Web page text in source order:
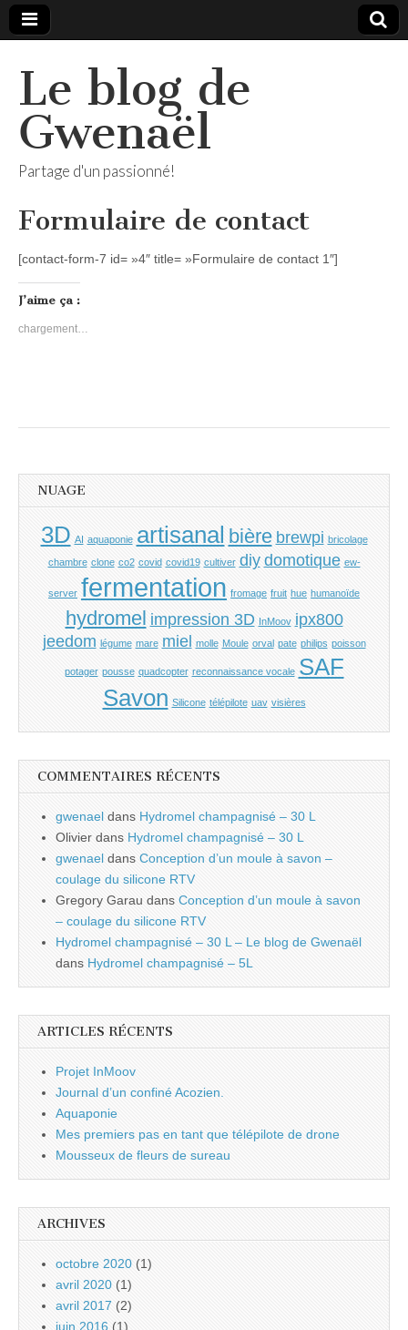
Le blog de
Gwenaël
Partage d'un passionné!
Formulaire de contact
[contact-form-7 id= »4″ title= »Formulaire de contact 1″]
J’aime ça :
chargement…
NUAGE
3D AI aquaponie artisanal bière brewpi bricolage
chambre clone co2 covid covid19 cultiver diy domotique ew-
server fermentation fromage fruit hue humanoïde
hydromel impression 3D InMoov ipx800
jeedom légume mare miel molle Moule orval pate philips poisson
potager pousse quadcopter reconnaissance vocale SAF
Savon Silicone télépilote uav visières
COMMENTAIRES RÉCENTS
gwenael dans Hydromel champagnisé – 30 L
Olivier dans Hydromel champagnisé – 30 L
gwenael dans Conception d’un moule à savon –
coulage du silicone RTV
Gregory Garau dans Conception d’un moule à savon
– coulage du silicone RTV
Hydromel champagnisé – 30 L – Le blog de Gwenaël
dans Hydromel champagnisé – 5L
ARTICLES RÉCENTS
Projet InMoov
Journal d’un confiné Acozien.
Aquaponie
Mes premiers pas en tant que télépilote de drone
Mousseux de fleurs de sureau
ARCHIVES
octobre 2020 (1)
avril 2020 (1)
avril 2017 (2)
juin 2016 (1)